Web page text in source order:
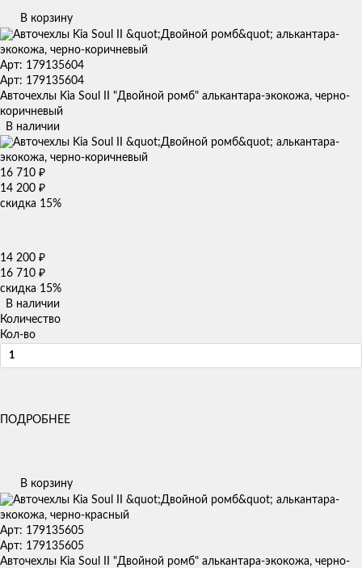
В корзину
Арт: 179135604
Арт: 179135604
Авточехлы Kia Soul II "Двойной ромб" алькантара-экокожа, черно-
коричневый
В наличии
16 710 ₽
14 200 ₽
скидка 15%
14 200 ₽
16 710 ₽
скидка 15%
В наличии
Количество
Кол-во
ПОДРОБНЕЕ
В корзину
Арт: 179135605
Арт: 179135605
Авточехлы Kia Soul II "Двойной ромб" алькантара-экокожа, черно-